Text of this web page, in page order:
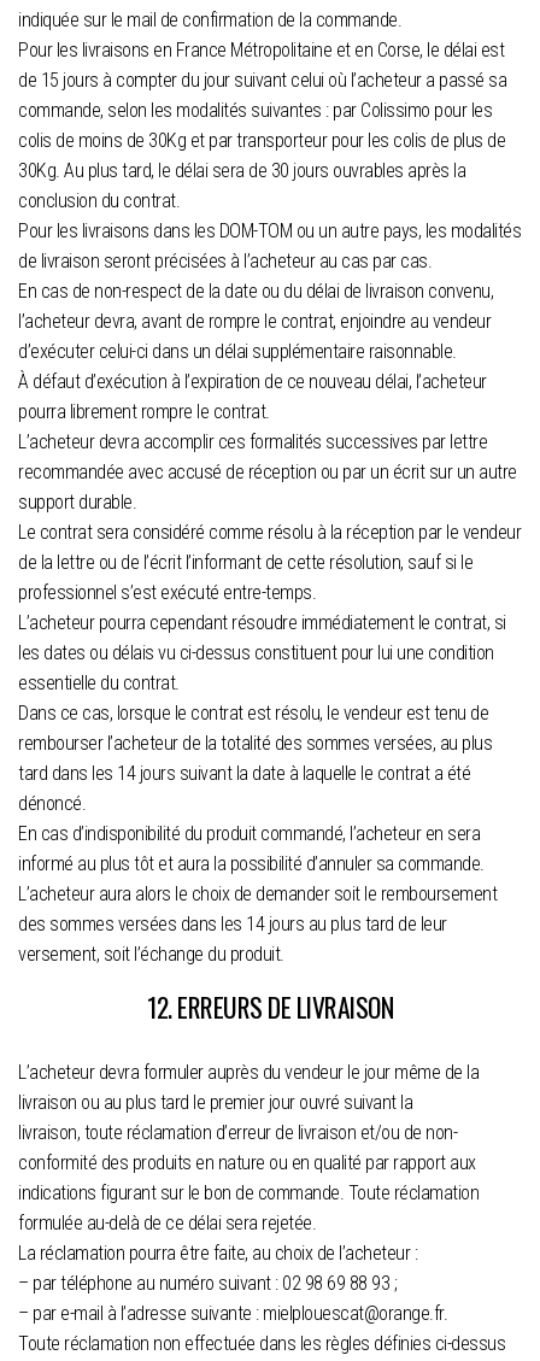
indiquée sur le mail de confirmation de la commande.
Pour les livraisons en France Métropolitaine et en Corse, le délai est
de 15 jours à compter du jour suivant celui où l’acheteur a passé sa
commande, selon les modalités suivantes : par Colissimo pour les
colis de moins de 30Kg et par transporteur pour les colis de plus de
30Kg. Au plus tard, le délai sera de 30 jours ouvrables après la
conclusion du contrat.
Pour les livraisons dans les DOM-TOM ou un autre pays, les modalités
de livraison seront précisées à l’acheteur au cas par cas.
En cas de non-respect de la date ou du délai de livraison convenu,
l’acheteur devra, avant de rompre le contrat, enjoindre au vendeur
d’exécuter celui-ci dans un délai supplémentaire raisonnable.
À défaut d’exécution à l’expiration de ce nouveau délai, l’acheteur
pourra librement rompre le contrat.
L’acheteur devra accomplir ces formalités successives par lettre
recommandée avec accusé de réception ou par un écrit sur un autre
support durable.
Le contrat sera considéré comme résolu à la réception par le vendeur
de la lettre ou de l’écrit l’informant de cette résolution, sauf si le
professionnel s’est exécuté entre-temps.
L’acheteur pourra cependant résoudre immédiatement le contrat, si
les dates ou délais vu ci-dessus constituent pour lui une condition
essentielle du contrat.
Dans ce cas, lorsque le contrat est résolu, le vendeur est tenu de
rembourser l’acheteur de la totalité des sommes versées, au plus
tard dans les 14 jours suivant la date à laquelle le contrat a été
dénoncé.
En cas d’indisponibilité du produit commandé, l’acheteur en sera
informé au plus tôt et aura la possibilité d’annuler sa commande.
L’acheteur aura alors le choix de demander soit le remboursement
des sommes versées dans les 14 jours au plus tard de leur
versement, soit l’échange du produit.
12. ERREURS DE LIVRAISON
L’acheteur devra formuler auprès du vendeur le jour même de la
livraison ou au plus tard le premier jour ouvré suivant la
livraison, toute réclamation d’erreur de livraison et/ou de non-
conformité des produits en nature ou en qualité par rapport aux
indications figurant sur le bon de commande. Toute réclamation
formulée au-delà de ce délai sera rejetée.
La réclamation pourra être faite, au choix de l’acheteur :
– par téléphone au numéro suivant : 02 98 69 88 93 ;
– par e-mail à l’adresse suivante : mielplouescat@orange.fr.
Toute réclamation non effectuée dans les règles définies ci-dessus